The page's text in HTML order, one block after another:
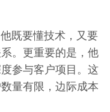
既要懂技术，又要
。更重要的是，他
参与客户项目。这
量有限，边际成本